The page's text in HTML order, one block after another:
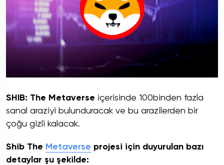
SHIB: The Metaverse içerisinde 100binden fazla
sanal araziyi bulunduracak ve bu arazilerden bir
çoğu gizli kalacak.
Shib The Metaverse projesi için duyurulan bazı
detaylar şu şekilde: